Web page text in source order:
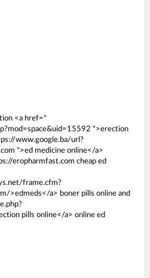
<a href="
">erection
www.google.ba/url?
">ed medicine online</a>
eropharmfast.com cheap ed
frame.cfm?
>edmeds</a> boner pills online and
pills online</a> online ed